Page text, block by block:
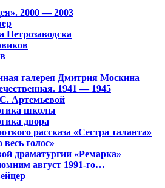
2000 — 2003
Петрозаводска
галерея Дмитрия Москина
1941 — 1945
Артемьевой
школы
двора
рассказа «Сестра таланта»
голос»
драматургии «Ремарка»
август 1991-го…